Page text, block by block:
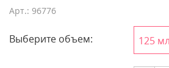
Арт.: 96776
Выберите объем: 125 мл